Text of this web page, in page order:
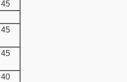
45
45
45
40